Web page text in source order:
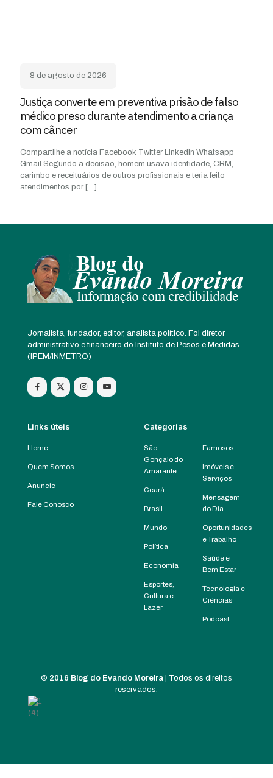
8 de agosto de 2026
Justiça converte em preventiva prisão de falso
médico preso durante atendimento a criança
com câncer
Compartilhe a notícia Facebook Twitter Linkedin Whatsapp
Gmail Segundo a decisão, homem usava identidade, CRM,
carimbo e receituários de outros profissionais e teria feito
atendimentos por […]
Jornalista, fundador, editor, analista político. Foi diretor
administrativo e financeiro do Instituto de Pesos e Medidas
(IPEM/INMETRO)
Links úteis
Home
Quem Somos
Anuncie
Fale Conosco
Categorias
São
Gonçalo do
Amarante
Ceará
Brasil
Mundo
Política
Economia
Esportes,
Cultura e
Lazer
Famosos
Imóveis e
Serviços
Mensagem
do Dia
Oportunidades
e Trabalho
Saúde e
Bem Estar
Tecnologia e
Ciências
Podcast
© 2016 Blog do Evando Moreira | Todos os direitos
reservados.